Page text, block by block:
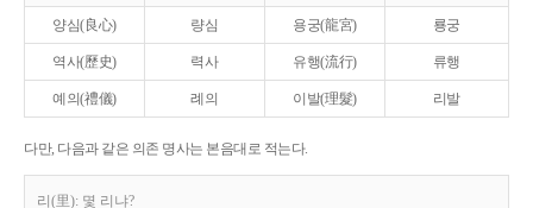
양심(良心) 량심 용궁(龍宮) 룡궁
역사(歷史) 력사 유행(流行) 류행
예의(禮儀) 례의 이발(理髮) 리발
다만, 다음과 같은 의존 명사는 본음대로 적는다.
리(里): 몇 리냐?